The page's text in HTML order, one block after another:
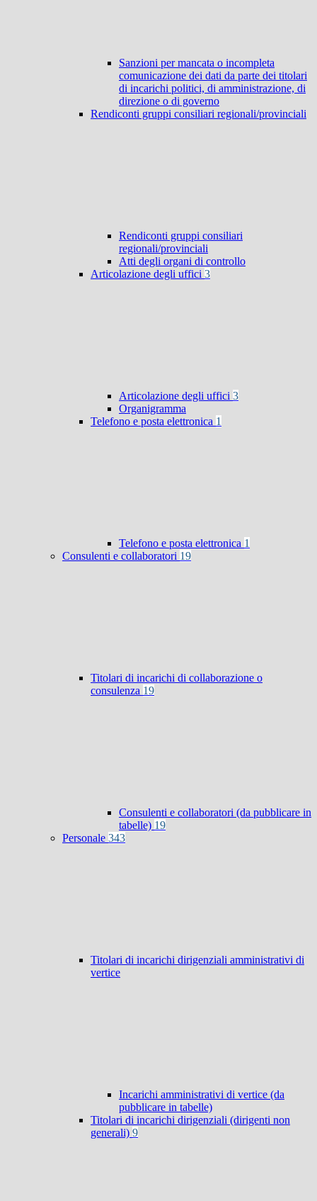
Sanzioni per mancata o incompleta
comunicazione dei dati da parte dei titolari
di incarichi politici, di amministrazione, di
direzione o di governo
Rendiconti gruppi consiliari regionali/provinciali
Rendiconti gruppi consiliari
regionali/provinciali
Atti degli organi di controllo
Articolazione degli uffici 3
Articolazione degli uffici 3
Organigramma
Telefono e posta elettronica 1
Telefono e posta elettronica 1
Consulenti e collaboratori 19
Titolari di incarichi di collaborazione o
consulenza 19
Consulenti e collaboratori (da pubblicare in
tabelle) 19
Personale 343
Titolari di incarichi dirigenziali amministrativi di
vertice
Incarichi amministrativi di vertice (da
pubblicare in tabelle)
Titolari di incarichi dirigenziali (dirigenti non
generali) 9